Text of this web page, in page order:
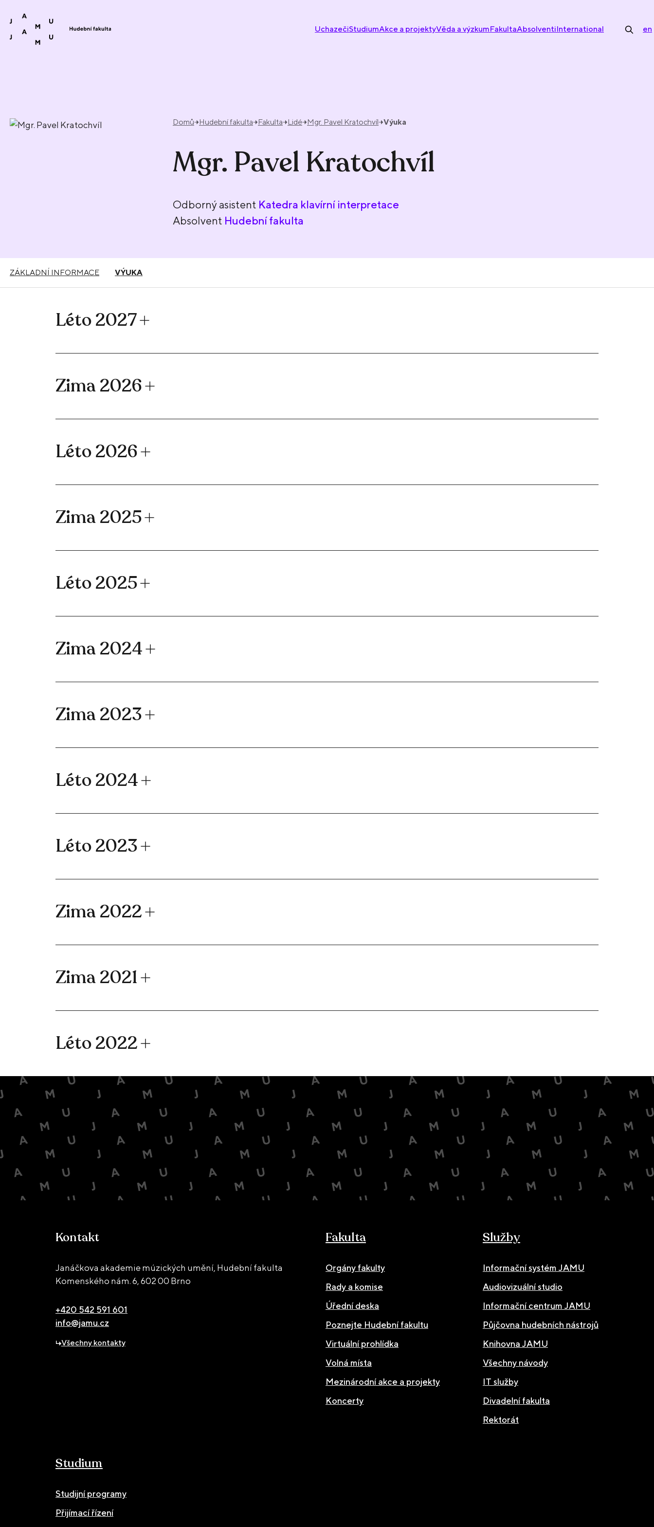
UchazečiStudiumAkce a projektyVěda a výzkumFakultaAbsolventiInternational en
Domů Hudební fakulta Fakulta Lidé Mgr. Pavel Kratochvíl Výuka
Mgr. Pavel Kratochvíl
Odborný asistent Katedra klavírní interpretace
Absolvent Hudební fakulta
ZÁKLADNÍ INFORMACE VÝUKA
Léto 2027
Zima 2026
Léto 2026
Zima 2025
Léto 2025
Zima 2024
Zima 2023
Léto 2024
Léto 2023
Zima 2022
Zima 2021
Léto 2022
Kontakt
Janáčkova akademie múzických umění, Hudební fakulta
Komenského nám. 6,602 00 Brno
+420 542 591 601
info@jamu.cz
Všechny kontakty
Fakulta
Orgány fakulty
Rady a komise
Úřední deska
Poznejte Hudební fakultu
Virtuální prohlídka
Volná místa
Mezinárodní akce a projekty
Koncerty
Služby
Informační systém JAMU
Audiovizuální studio
Informační centrum JAMU
Půjčovna hudebních nástrojů
Knihovna JAMU
Všechny návody
IT služby
Divadelní fakulta
Rektorát
Studium
Studijní programy
Přijímací řízení